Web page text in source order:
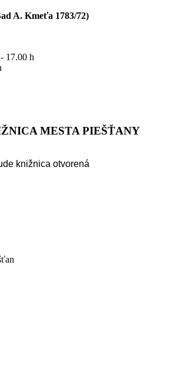
A. Kmeťa 1783/72)
17.00 h
MESTA PIEŠŤANY
knižnica otvorená